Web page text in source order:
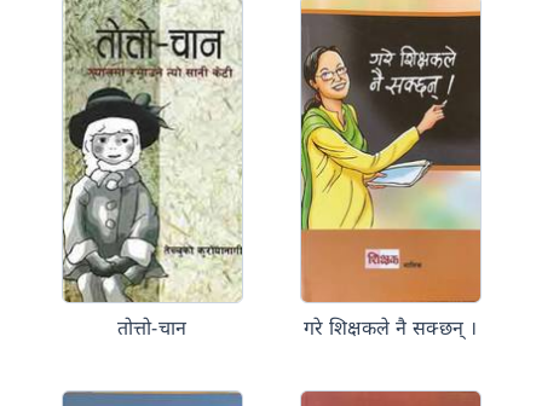
तोत्तो-चान गरे शिक्षकले नै सक्छन् ।